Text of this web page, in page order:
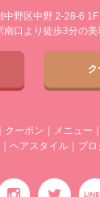
中野区中野 2-28-6 1F
南口より徒歩3分の美
ク
クーポン メニュー
ヘアスタイル ブロ